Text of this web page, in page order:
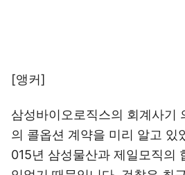
[앵커]
삼성바이오로직스의 회계사기
의 콜옵션 계약을 미리 알고 있
015년 삼성물산과 제일모직의